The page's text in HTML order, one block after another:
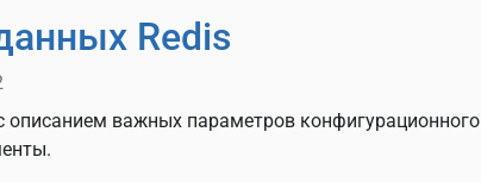
Redis
описанием важных параметров